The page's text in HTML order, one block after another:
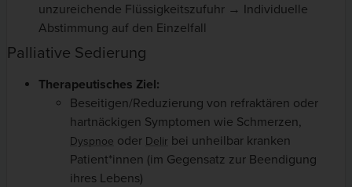
unzureichende Flüssigkeitszufuhr → Individuelle
Abstimmung auf den Einzelfall
Palliative Sedierung
Therapeutisches Ziel:
Beseitigen/Reduzierung von refraktären oder
hartnäckigen Symptomen wie Schmerzen,
Dyspnoe oder Delir bei unheilbar kranken
Patient*innen (im Gegensatz zur Beendigung
ihres Lebens)